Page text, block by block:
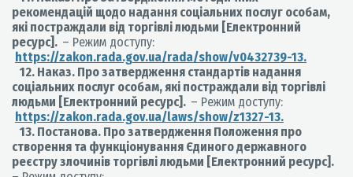
рекомендацій щодо надання соціальних послуг особам,
які постраждали від торгівлі людьми [Електронний
ресурс]. – Режим доступу:
https://zakon.rada.gov.ua/rada/show/v0432739-13.
12. Наказ. Про затвердження стандартів надання
соціальних послуг особам, які постраждали від торгівлі
людьми [Електронний ресурс]. – Режим доступу:
https://zakon.rada.gov.ua/laws/show/z1327-13.
13. Постанова. Про затвердження Положення про
створення та функціонування Єдиного державного
реєстру злочинів торгівлі людьми [Електронний ресурс].